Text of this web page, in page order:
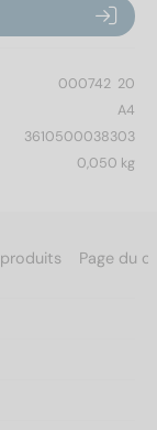
000742  20
A4
3610500038303
0,050 kg
Page du